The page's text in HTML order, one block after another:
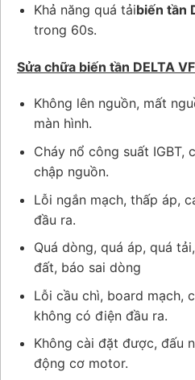
Khả năng quá tảibiến tần
trong 60s.
Sửa chữa biến tần DELTA
Không lên nguồn, mất
màn hình.
Cháy nổ công suất IGBT,
chập nguồn.
Lỗi ngắn mạch, thấp áp,
đầu ra.
Quá dòng, quá áp, quá
đất, báo sai dòng
Lỗi cầu chì, board mạch,
không có điện đầu ra.
Không cài đặt được, đấu
động cơ motor.